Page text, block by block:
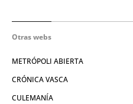
Otras webs
METRÓPOLI ABIERTA
CRÓNICA VASCA
CULEMANÍA